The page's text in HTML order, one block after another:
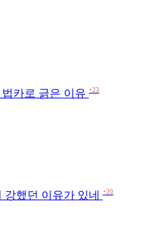
카로 긁은 이유 +23
했던 이유가 있네 +20